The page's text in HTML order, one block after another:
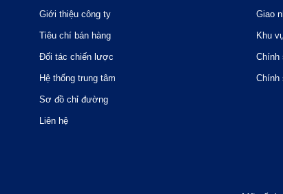
Giới thiệu công ty
Tiêu chí bán hàng
Đối tác chiến lược
Hệ thống trung tâm
Sơ đồ chỉ đường
Liên hệ
Giao
Khu
Chính
Chính